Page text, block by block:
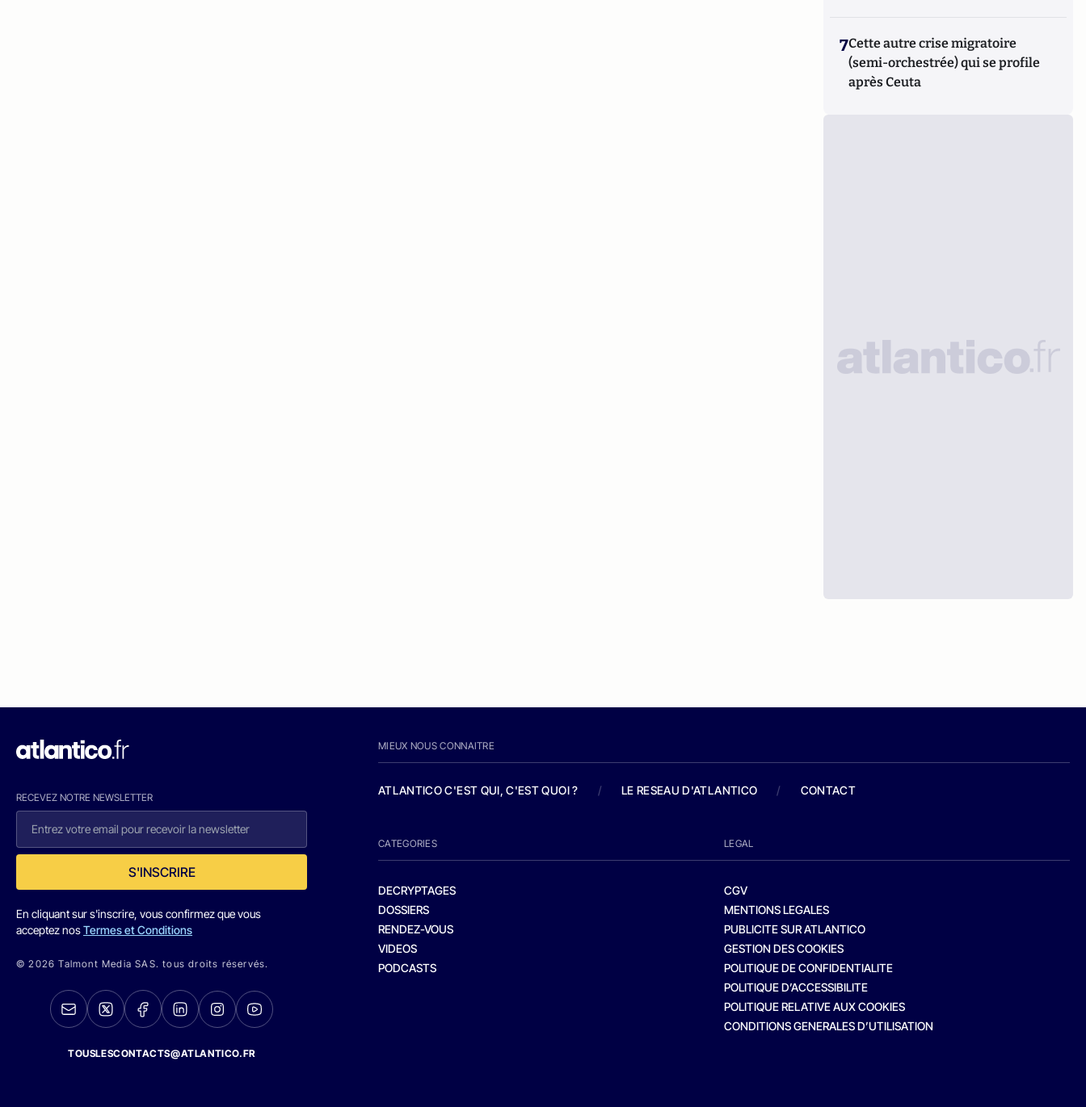
7Cette autre crise migratoire
(semi-orchestrée) qui se profile
après Ceuta
RECEVEZ NOTRE NEWSLETTER
S'INSCRIRE
En cliquant sur s'inscrire, vous confirmez que vous
acceptez nosTermes et Conditions
© 2026 Talmont Media SAS. tous droits réservés.
TOUSLESCONTACTS@ATLANTICO.FR
MIEUX NOUS CONNAITRE
ATLANTICO C'EST QUI, C'EST QUOI ? / LE RESEAU D'ATLANTICO / CONTACT
CATEGORIES
DECRYPTAGES
DOSSIERS
RENDEZ-VOUS
VIDEOS
PODCASTS
LEGAL
CGV
MENTIONS LEGALES
PUBLICITE SUR ATLANTICO
GESTION DES COOKIES
POLITIQUE DE CONFIDENTIALITE
POLITIQUE D’ACCESSIBILITE
POLITIQUE RELATIVE AUX COOKIES
CONDITIONS GENERALES D’UTILISATION